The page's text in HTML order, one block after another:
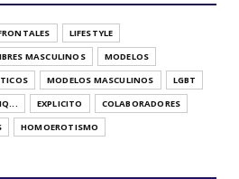
LIFESTYLE
MASCULINOS
MODELOS
MODELOS MASCULINOS
LGBT
EXPLICITO
COLABORADORES
HOMOEROTISMO